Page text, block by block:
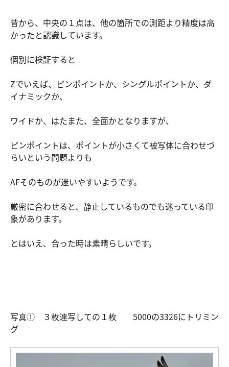
昔から、中央の１点は、他の箇所での測距より精度は高
かったと認識しています。
個別に検証すると
Zでいえば、ピンポイントか、シングルポイントか、ダ
イナミックか、
ワイドか、はたまた、全面かとなりますが、
ピンポイントは、ポイントが小さくて被写体に合わせづ
らいという問題よりも
AFそのものが迷いやすいようです。
厳密に合わせると、静止しているものでも迷っている印
象があります。
とはいえ、合った時は素晴らしいです。
写真① ３枚連写しての１枚 5000の3326にトリミン
グ